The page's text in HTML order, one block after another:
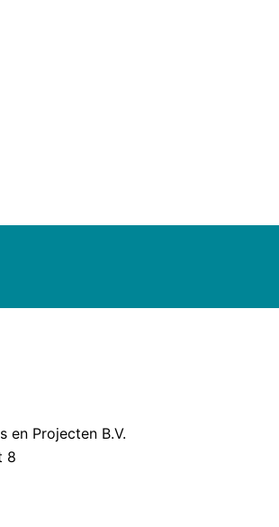
en Projecten B.V.
8